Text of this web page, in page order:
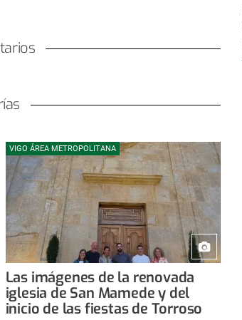
VIGO ÁREA METROPOLITANA
Las imágenes de la renovada
iglesia de San Mamede y del
inicio de las fiestas de Torroso